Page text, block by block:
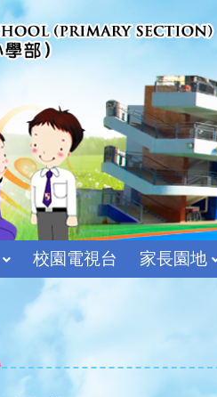
校園電視台 家長園地